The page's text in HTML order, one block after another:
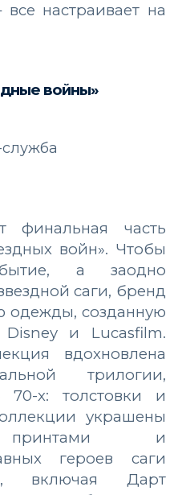
настраивает на
войны»
финальная часть
войн». Чтобы
а заодно
саги, бренд
одежды, созданную
Disney и Lucasfilm.
вдохновлена
трилогии,
х: толстовки и
украшены
принтами и
героев саги
включая Дарт